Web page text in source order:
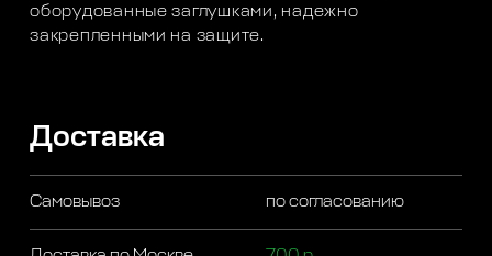
оборудованные заглушками, надежно
закрепленными на защите.
Доставка
Самовывоз по согласованию